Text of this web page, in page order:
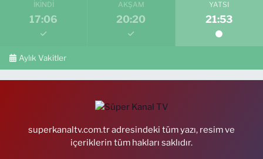
İKINDI
17:06
AKŞAM
20:20
YATSI
21:53
Aylık Vakitler
superkanaltv.com.tr adresindeki tüm yazı, resim ve
içeriklerin tüm hakları saklıdır.